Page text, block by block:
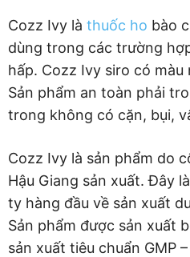
Cozz Ivy là thuốc ho bào
dùng trong các trường
hấp. Cozz Ivy siro có
Sản phẩm an toàn phải
trong không có cặn, bụi,
Cozz Ivy là sản phẩm do
Hậu Giang sản xuất. Đây
ty hàng đầu về sản xuất
Sản phẩm được sản xuất
sản xuất tiêu chuẩn GMP